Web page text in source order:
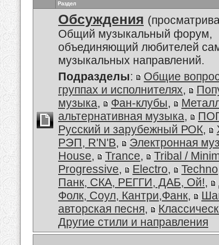
Раздел
Обсуждения
Общий музыкальный форум,
объединяющий любителей
музыкальных направлений.
Подразделы:
Общие
группах и исполнителях,
музыка, Фан-клубы,
альтернативная музыка,
Русский и зарубежный РОК,
РЭП, R'N'B,
Электронная
House, Trance,
Tribal /
Progressive, Electro, Techno
Панк, СКА, РЕГГИ, ДАБ, Ой!,
Фолк, Соул, Кантри,Фанк,
авторская песня,
Другие стили и направления